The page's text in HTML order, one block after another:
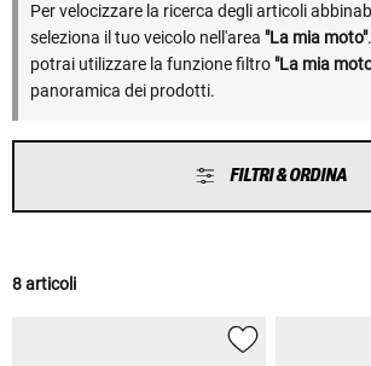
Per velocizzare la ricerca degli articoli
seleziona il tuo veicolo nell'area "La mia moto"
potrai utilizzare la funzione filtro "La mia
panoramica dei prodotti.
FILTRI & ORDINA
8 articoli